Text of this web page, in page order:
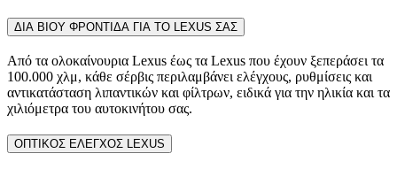
ΔΙΑ ΒΙΟΥ ΦΡΟΝΤΙΔΑ ΓΙΑ ΤΟ LEXUS ΣΑΣ
Από τα ολοκαίνουρια Lexus έως τα Lexus που έχουν ξεπεράσει τα
100.000 χλμ, κάθε σέρβις περιλαμβάνει ελέγχους, ρυθμίσεις και
αντικατάσταση λιπαντικών και φίλτρων, ειδικά για την ηλικία και τα
χιλιόμετρα του αυτοκινήτου σας.
ΟΠΤΙΚΟΣ ΕΛΕΓΧΟΣ LEXUS